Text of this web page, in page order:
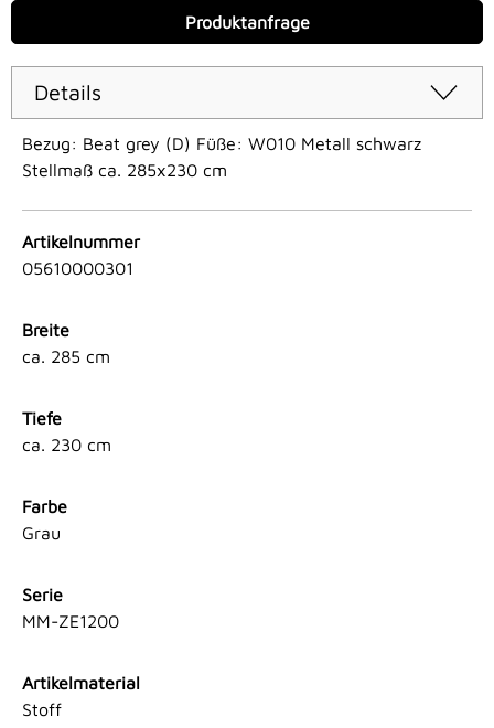
Produktanfrage
Details
Bezug: Beat grey (D) Füße: W010 Metall schwarz
Stellmaß ca. 285x230 cm
Artikelnummer
05610000301
Breite
ca. 285 cm
Tiefe
ca. 230 cm
Farbe
Grau
Serie
MM-ZE1200
Artikelmaterial
Stoff